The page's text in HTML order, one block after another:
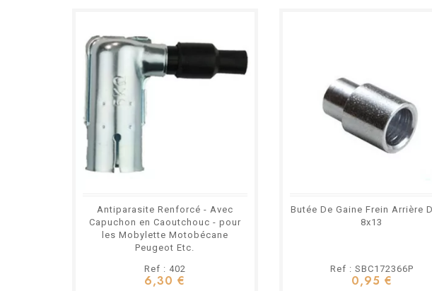
Antiparasite Renforcé - Avec
Capuchon en Caoutchouc - pour
les Mobylette Motobécane
Peugeot Etc.
Ref : 402
6,30 €
Butée De Gaine Frein Arrière
8x13
Ref : SBC172366P
0,95 €